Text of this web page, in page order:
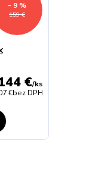
159 €
- 9 %
€/ks
€bez DPH